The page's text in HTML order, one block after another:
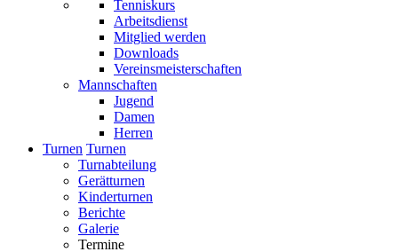
Tenniskurs
Arbeitsdienst
Mitglied werden
Downloads
Vereinsmeisterschaften
Mannschaften
Jugend
Damen
Herren
Turnen Turnen
Turnabteilung
Gerätturnen
Kinderturnen
Berichte
Galerie
Termine